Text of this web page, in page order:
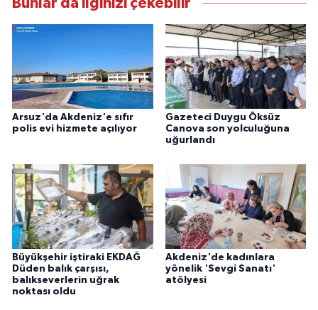
Bunlar da ilginizi çekebilir
Arsuz'da Akdeniz'e sıfır
polis evi hizmete açılıyor
Gazeteci Duygu Öksüz
Canova son yolculuğuna
uğurlandı
Büyükşehir iştiraki EKDAĞ
Düden balık çarşısı,
balıkseverlerin uğrak
noktası oldu
Akdeniz'de kadınlara
yönelik 'Sevgi Sanatı'
atölyesi